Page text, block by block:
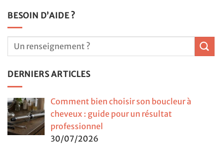
BESOIN D’AIDE ?
DERNIERS ARTICLES
Comment bien choisir son boucleur à
cheveux : guide pour un résultat
professionnel
30/07/2026